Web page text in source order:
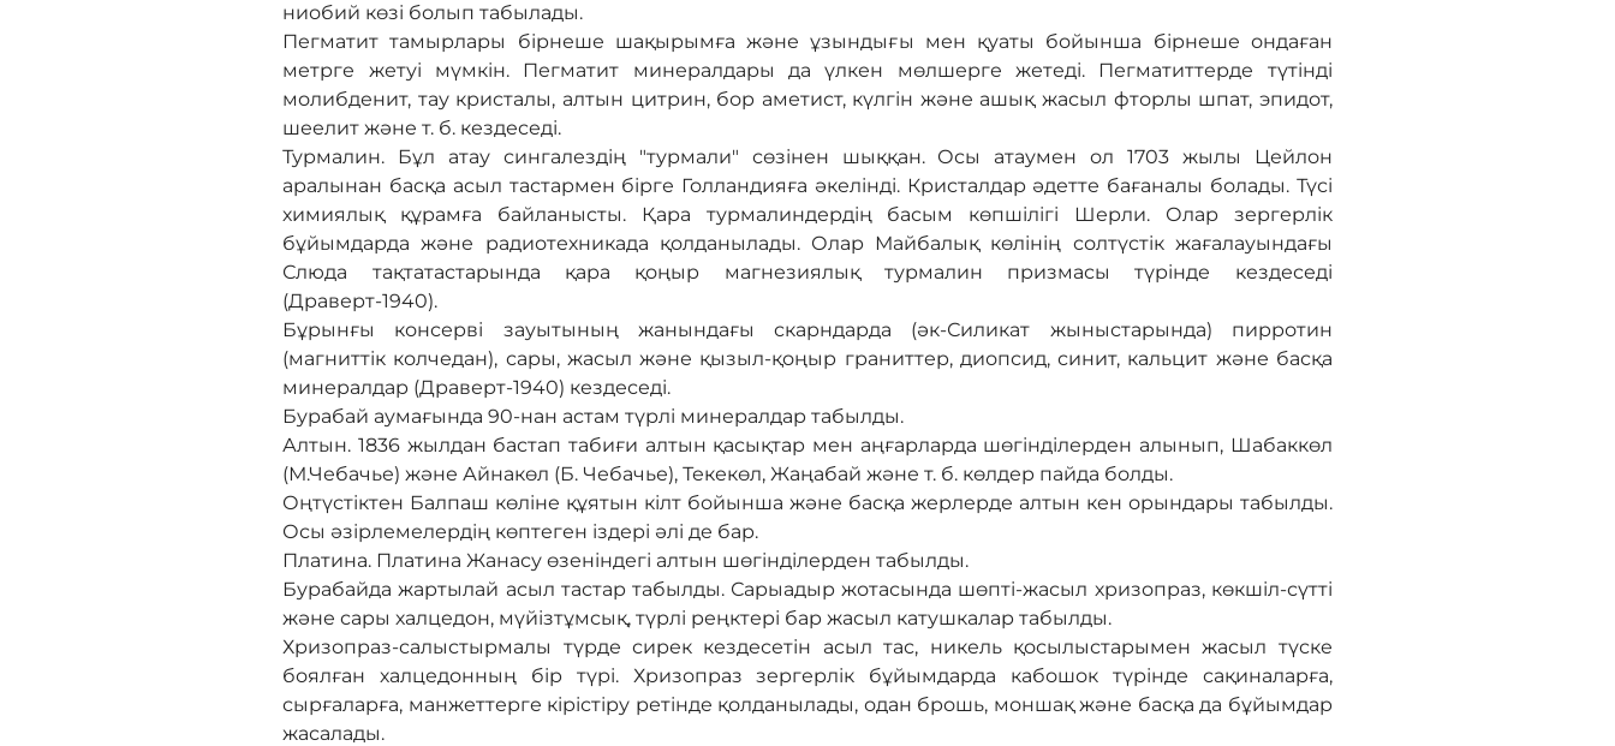
ниобий көзі болып табылады.
Пегматит тамырлары бірнеше шақырымға және ұзындығы мен қуаты бойынша бірнеше ондаған
метрге жетуі мүмкін. Пегматит минералдары да үлкен мөлшерге жетеді. Пегматиттерде түтінді
молибденит, тау кристалы, алтын цитрин, бор аметист, күлгін және ашық жасыл фторлы шпат, эпидот,
шеелит және т. б. кездеседі.
Турмалин. Бұл атау сингалездің "турмали" сөзінен шыққан. Осы атаумен ол 1703 жылы Цейлон
аралынан басқа асыл тастармен бірге Голландияға әкелінді. Кристалдар әдетте бағаналы болады. Түсі
химиялық құрамға байланысты. Қара турмалиндердің басым көпшілігі Шерли. Олар зергерлік
бұйымдарда және радиотехникада қолданылады. Олар Майбалық көлінің солтүстік жағалауындағы
Слюда тақтатастарында қара қоңыр магнезиялық турмалин призмасы түрінде кездеседі
(Драверт-1940).
Бұрынғы консерві зауытының жанындағы скарндарда (әк-Силикат жыныстарында) пирротин
(магниттік колчедан), сары, жасыл және қызыл-қоңыр граниттер, диопсид, синит, кальцит және басқа
минералдар (Драверт-1940) кездеседі.
Бурабай аумағында 90-нан астам түрлі минералдар табылды.
Алтын. 1836 жылдан бастап табиғи алтын қасықтар мен аңғарларда шөгінділерден алынып, Шабаккөл
(М.Чебачье) және Айнакөл (Б. Чебачье), Текекөл, Жаңабай және т. б. көлдер пайда болды.
Оңтүстіктен Балпаш көліне құятын кілт бойынша және басқа жерлерде алтын кен орындары табылды.
Осы әзірлемелердің көптеген іздері әлі де бар.
Платина. Платина Жанасу өзеніндегі алтын шөгінділерден табылды.
Бурабайда жартылай асыл тастар табылды. Сарыадыр жотасында шөпті-жасыл хризопраз, көкшіл-сүтті
және сары халцедон, мүйізтұмсық, түрлі реңктері бар жасыл катушкалар табылды.
Хризопраз-салыстырмалы түрде сирек кездесетін асыл тас, никель қосылыстарымен жасыл түске
боялған халцедонның бір түрі. Хризопраз зергерлік бұйымдарда кабошок түрінде сақиналарға,
сырғаларға, манжеттерге кірістіру ретінде қолданылады, одан брошь, моншақ және басқа да бұйымдар
жасалады.